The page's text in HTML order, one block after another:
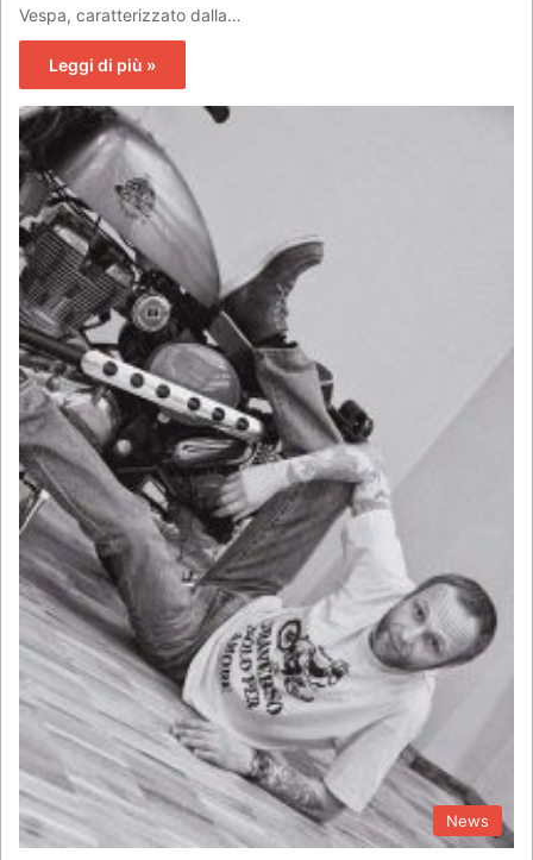
Vespa, caratterizzato dalla…
Leggi di più »
News